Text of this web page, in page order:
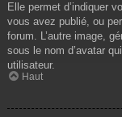
Elle permet d’indiquer
vous avez publié, ou
forum. L’autre image,
sous le nom d’avatar
utilisateur.
Haut